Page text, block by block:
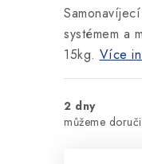
systémem a
15kg. Více
2 dny